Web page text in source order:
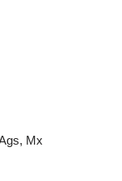
Mx